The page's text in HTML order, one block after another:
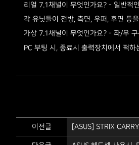
리얼 7.1채널이 무엇인가요? - 일반적
각 유닛들이 전방, 측면, 우퍼, 후면 등
가상 7.1채널이 무엇인가요? - 좌/우 구
PC 부팅 시, 종료시 출력장치에서 퍽하
이전글 [ASUS] STRIX